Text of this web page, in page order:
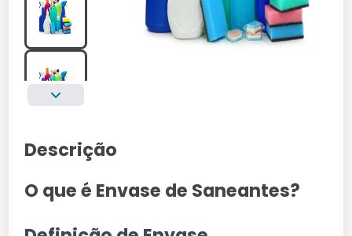
Descrição
O que é Envase de Saneantes?